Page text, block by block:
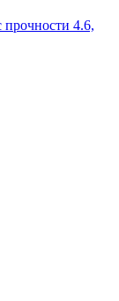
4.6,